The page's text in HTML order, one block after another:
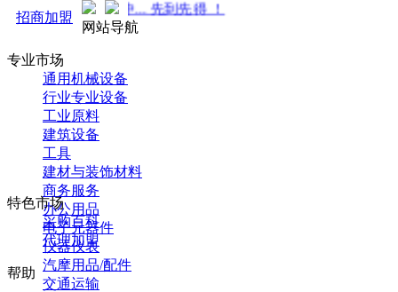
招商加盟
火热招商中... 先到先得 ！
网站导航
专业市场
通用机械设备
行业专业设备
工业原料
建筑设备
工具
建材与装饰材料
商务服务
办公用品
电子元器件
仪器仪表
汽摩用品/配件
交通运输
特色市场
采购百科
代理加盟
帮助